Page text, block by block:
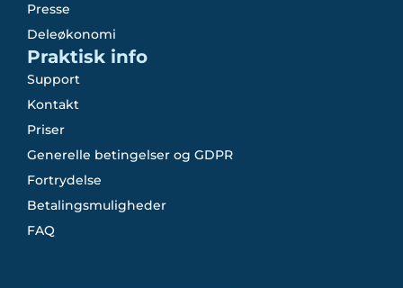
Presse
Deleøkonomi
Praktisk info
Support
Kontakt
Priser
Generelle betingelser og GDPR
Fortrydelse
Betalingsmuligheder
FAQ